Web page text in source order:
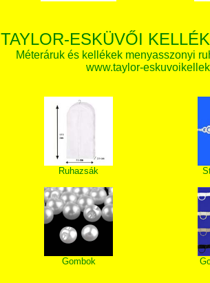
TAYLOR-ESKÜVŐI
Méteráruk és kellékek menyasszonyi
www.taylor-
Ruhazsák
Gombok